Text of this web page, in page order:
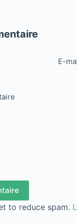
E-
to reduce spam.